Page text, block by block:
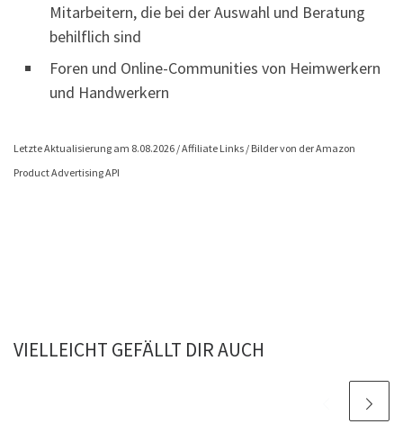
Mitarbeitern, die bei der Auswahl und Beratung
behilflich sind
Foren und Online-Communities von Heimwerkern
und Handwerkern
Letzte Aktualisierung am 8.08.2026 / Affiliate Links / Bilder von der Amazon
Product Advertising API
VIELLEICHT GEFÄLLT DIR AUCH